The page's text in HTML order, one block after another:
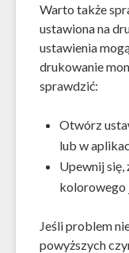
Warto także
ustawiona na
ustawienia
drukowanie
sprawdzić:
Otwórz
lub w
Upewnij się,
kolorowego
Jeśli problem
powyższych